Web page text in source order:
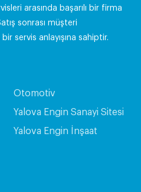
arasında başarılı bir firma
sonrası müşteri
servis anlayışına sahiptir.
Otomotiv
Yalova Engin Sanayi Sitesi
Yalova Engin İnşaat